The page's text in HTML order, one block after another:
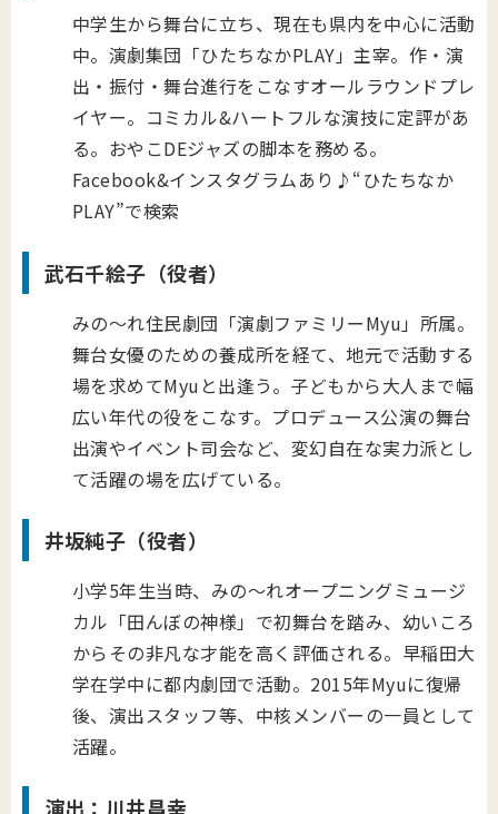
中学生から舞台に立ち、現在も県内を中心に活動
中。演劇集団「ひたちなかPLAY」主宰。作・演
出・振付・舞台進行をこなすオールラウンドプレ
イヤー。コミカル&ハートフルな演技に定評があ
る。おやこDEジャズの脚本を務める。
Facebook&インスタグラムあり♪“ひたちなか
PLAY”で検索
武石千絵子（役者）
みの～れ住民劇団「演劇ファミリーMyu」所属。
舞台女優のための養成所を経て、地元で活動する
場を求めてMyuと出逢う。子どもから大人まで幅
広い年代の役をこなす。プロデュース公演の舞台
出演やイベント司会など、変幻自在な実力派とし
て活躍の場を広げている。
井坂純子（役者）
小学5年生当時、みの～れオープニングミュージ
カル「田んぼの神様」で初舞台を踏み、幼いころ
からその非凡な才能を高く評価される。早稲田大
学在学中に都内劇団で活動。2015年Myuに復帰
後、演出スタッフ等、中核メンバーの一員として
活躍。
演出：川井昌幸